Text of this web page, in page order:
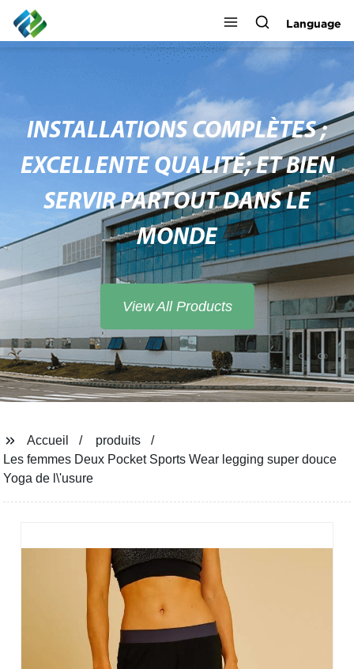
Language
INSTALLATIONS COMPLÈTES ;
EXCELLENTE QUALITÉ; ET BIEN
SERVIR PARTOUT DANS LE
MONDE
View All Products
Accueil
produits
Les femmes Deux Pocket Sports Wear legging super douce
Yoga de l\'usure